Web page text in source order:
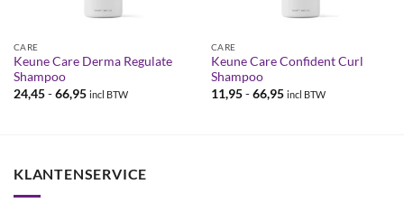
CARE
Keune Care Derma Regulate
Shampoo
24,45 - 66,95Prijsklasse:
incl BTW
CARE
Keune Care Confident Curl
Shampoo
11,95 - 66,95Prijsklasse:
incl BTW
KLANTENSERVICE